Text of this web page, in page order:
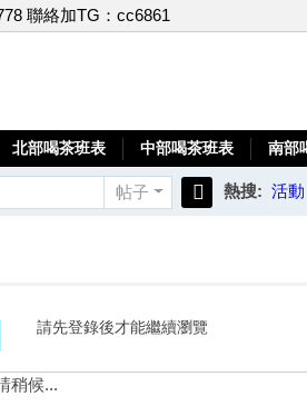
聯絡加TG：cc6861
北部喝茶班表 中部喝茶班表 南部
帖子 熱搜: 活動
請先登錄後才能繼續瀏覽
稍候...